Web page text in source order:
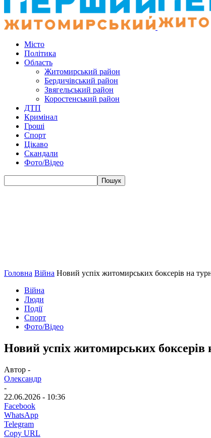
Місто
Політика
Область
Житомирський район
Бердичівський район
Звягельський район
Коростенський район
ДТП
Кримінал
Гроші
Спорт
Цікаво
Скандали
Фото/Відео
Головна Війна Новий успіх житомирських боксерів на
Війна
Люди
Події
Спорт
Фото/Відео
Новий успіх житомирських боксерів
Автор -
Олександр
-
22.06.2026 - 10:36
Facebook
WhatsApp
Telegram
Copy URL